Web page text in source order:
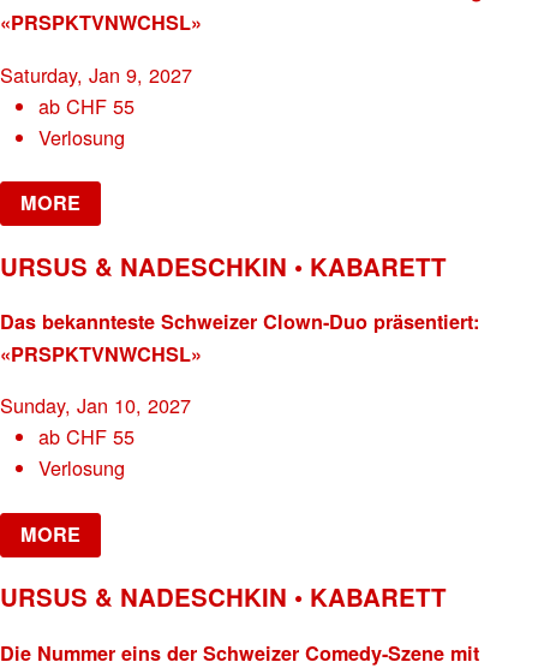
«PRSPKTVNWCHSL»
Saturday, Jan 9, 2027
abCHF 55
Verlosung
MORE
URSUS & NADESCHKIN • KABARETT
Das bekannteste Schweizer Clown-Duo präsentiert:
«PRSPKTVNWCHSL»
Sunday, Jan 10, 2027
abCHF 55
Verlosung
MORE
URSUS & NADESCHKIN • KABARETT
Die Nummer eins der Schweizer Comedy-Szene mit